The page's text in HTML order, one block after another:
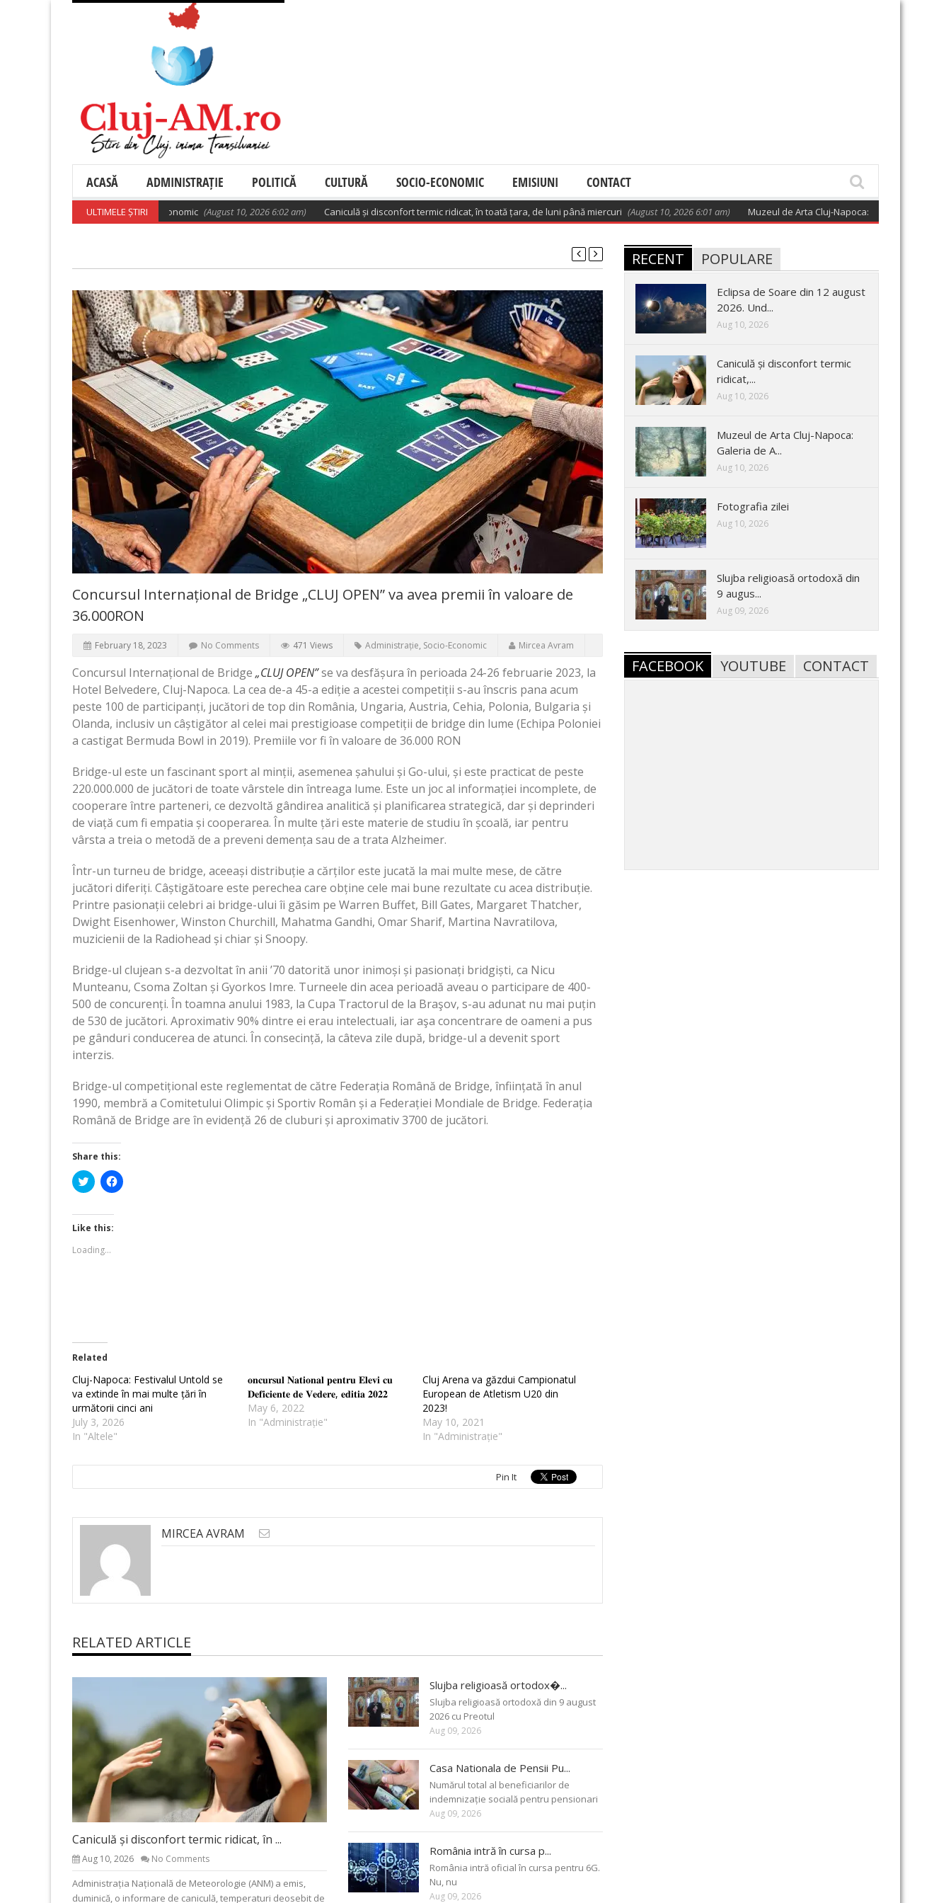
ACASĂ ADMINISTRAȚIE POLITICĂ CULTURĂ SOCIO-ECONOMIC EMISIUNI CONTACT
ULTIMELE ȘTIRI
urmează un alt spectacol astronomic (August 10, 2026 6:02 am) Caniculă și disconfort termic ridicat, în toată țara, de luni până miercuri (August 10, 2026 6:01 am) Muzeul de Arta Cluj-Napoca: Galeria de Artă
Concursul Internațional de Bridge „CLUJ OPEN” va avea premii în valoare de
36.000RON
February 18, 2023 No Comments 471 Views Administrație, Socio-Economic Mircea Avram
Concursul Internațional de Bridge „CLUJ OPEN”se va desfășura în perioada 24-26 februarie 2023, la
Hotel Belvedere, Cluj-Napoca. La cea de-a 45-a ediție a acestei competiții s-au înscris pana acum
peste 100 de participanți, jucători de top din România, Ungaria, Austria, Cehia, Polonia, Bulgaria și
Olanda, inclusiv un câștigător al celei mai prestigioase competiții de bridge din lume (Echipa Poloniei
a castigat Bermuda Bowl in 2019). Premiile vor fi în valoare de 36.000 RON
Bridge-ul este un fascinant sport al minții, asemenea șahului și Go-ului, și este practicat de peste
220.000.000 de jucători de toate vârstele din întreaga lume. Este un joc al informației incomplete, de
cooperare între parteneri, ce dezvoltă gândirea analitică și planificarea strategică, dar și deprinderi
de viață cum fi empatia și cooperarea. În multe țări este materie de studiu în școală, iar pentru
vârsta a treia o metodă de a preveni demența sau de a trata Alzheimer.
Într-un turneu de bridge, aceeași distribuție a cărților este jucată la mai multe mese, de către
jucători diferiți. Câștigătoare este perechea care obține cele mai bune rezultate cu acea distribuție.
Printre pasionații celebri ai bridge-ului îi găsim pe Warren Buffet, Bill Gates, Margaret Thatcher,
Dwight Eisenhower, Winston Churchill, Mahatma Gandhi, Omar Sharif, Martina Navratilova,
muzicienii de la Radiohead și chiar și Snoopy.
Bridge-ul clujean s-a dezvoltat în anii ’70 datorită unor inimoși și pasionați bridgiști, ca Nicu
Munteanu, Csoma Zoltan și Gyorkos Imre. Turneele din acea perioadă aveau o participare de 400-
500 de concurenți. În toamna anului 1983, la Cupa Tractorul de la Braşov, s-au adunat nu mai puțin
de 530 de jucători. Aproximativ 90% dintre ei erau intelectuali, iar aşa concentrare de oameni a pus
pe gânduri conducerea de atunci. În consecință, la câteva zile după, bridge-ul a devenit sport
interzis.
Bridge-ul competițional este reglementat de către Federația Română de Bridge, înființată în anul
1990, membră a Comitetului Olimpic și Sportiv Român și a Federației Mondiale de Bridge. Federația
Română de Bridge are în evidență 26 de cluburi și aproximativ 3700 de jucători.
Share this:
Click
to
Twitter
(Opens
in
new
window)
Click
to
Like this:
Loading...
Related
Cluj-Napoca: Festivalul Untold se
va extinde în mai multe țări în
următorii cinci ani
July 3, 2026
In "Altele"
𝐨𝐧𝐜𝐮𝐫𝐬𝐮𝐥 𝐍𝐚𝐭𝐢𝐨𝐧𝐚𝐥 𝐩𝐞𝐧𝐭𝐫𝐮 𝐄𝐥𝐞𝐯𝐢 𝐜𝐮
𝐃𝐞𝐟𝐢𝐜𝐢𝐞𝐧𝐭𝐞 𝐝𝐞 𝐕𝐞𝐝𝐞𝐫𝐞, 𝐞𝐝𝐢𝐭𝐢𝐚 𝟐𝟎𝟐𝟐
May 6, 2022
In "Administrație"
Cluj Arena va găzdui Campionatul
European de Atletism U20 din
2023!
May 10, 2021
In "Administrație"
Pin It
MIRCEA AVRAM
RELATED ARTICLE
Caniculă și disconfort termic ridicat, în ...
Aug 10, 2026 No Comments
Administrația Națională de Meteorologie (ANM) a emis,
duminică, o informare de caniculă, temperaturi deosebit de
Slujba religioasă ortodox�...
Slujba religioasă ortodoxă din 9 august
2026 cu Preotul
Aug 09, 2026
Casa Nationala de Pensii Pu...
Numărul total al beneficiarilor de
indemnizație socială pentru pensionari
Aug 09, 2026
România intră în cursa p...
România intră oficial în cursa pentru 6G.
Nu, nu
Aug 09, 2026
RECENT POPULARE
Eclipsa de Soare din 12 august
2026. Und...
Aug 10, 2026
Caniculă și disconfort termic
ridicat,...
Aug 10, 2026
Muzeul de Arta Cluj-Napoca:
Galeria de A...
Aug 10, 2026
Fotografia zilei
Aug 10, 2026
Slujba religioasă ortodoxă din
9 augus...
Aug 09, 2026
FACEBOOK YOUTUBE CONTACT